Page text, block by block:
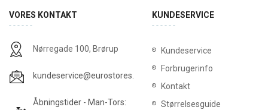
VORES KONTAKT
Nørregade 100, Brørup
kundeservice@eurostores.dk
Åbningstider - Man-Tors:
KUNDESERVICE
Kundeservice
Forbrugerinfo
Kontakt
Størrelsesguide